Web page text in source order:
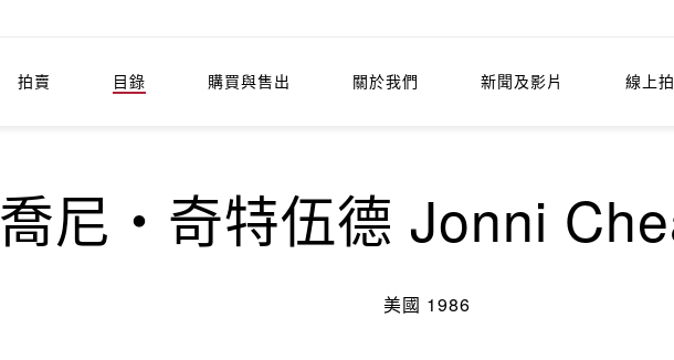
拍賣 目錄 購買與售出 關於我們 新聞及影片 線上
喬尼‧奇特伍德 Jonni
美國 1986